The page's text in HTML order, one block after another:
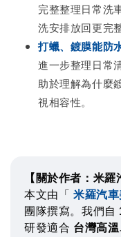
完整整理日常洗
洗安排放回更完
打蠟、鍍膜能防
進一步整理日常
助於理解為什麼
視相容性。
【關於作者：米羅
本文由「 米羅汽
團隊撰寫。我們自
研發適合 台灣高